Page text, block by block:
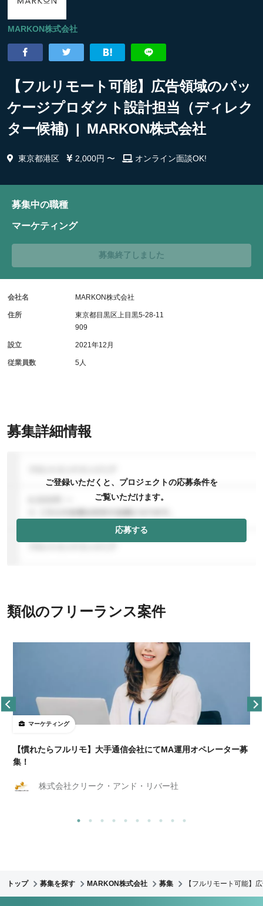
MARKON株式会社
【フルリモート可能】広告領域のパッ
ケージプロダクト設計担当（ディレク
ター候補) | MARKON株式会社
東京都港区 2,000円 〜 オンライン面談OK!
募集詳細情報
ご登録いただくと、プロジェクトの応募条件を
ご覧いただけます。
応募する
募集中の職種
マーケティング
募集終了しました
会社名 MARKON株式会社
住所
東京都目黒区上目黒5-28-11
909
設立 2021年12月
従業員数 5人
類似のフリーランス案件
マーケティング
【慣れたらフルリモ】大手通信会社にてMA運用オペレーター募
集！
株式会社クリーク・アンド・リバー社
トップ 募集を探す MARKON株式会社 募集 【フルリモート可能】